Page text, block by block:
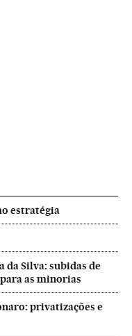
estratégia
Silva: subidas de
as minorias
privatizações e